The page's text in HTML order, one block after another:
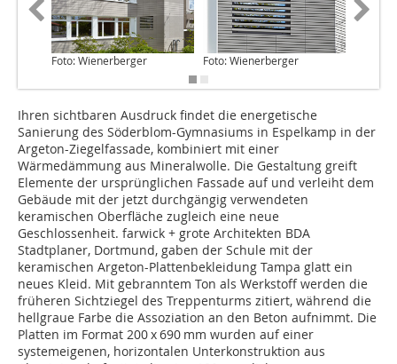
Foto: Wienerberger Foto: Wienerberger
Ihren sichtbaren Ausdruck findet die energetische
Sanierung des Söderblom-Gymnasiums in Espelkamp in der
Argeton-Ziegelfassade, kombiniert mit einer
Wärmedämmung aus Mineralwolle. Die Gestaltung greift
Elemente der ursprünglichen Fassade auf und verleiht dem
Gebäude mit der jetzt durchgängig verwendeten
keramischen Oberfläche zugleich eine neue
Geschlossenheit. farwick + grote Architekten BDA
Stadtplaner, Dortmund, gaben der Schule mit der
keramischen Argeton-Plattenbekleidung Tampa glatt ein
neues Kleid. Mit gebranntem Ton als Werkstoff werden die
früheren Sichtziegel des Treppenturms zitiert, während die
hellgraue Farbe die Assoziation an den Beton aufnimmt. Die
Platten im Format 200 x 690 mm wurden auf einer
systemeigenen, horizontalen Unterkonstruktion aus